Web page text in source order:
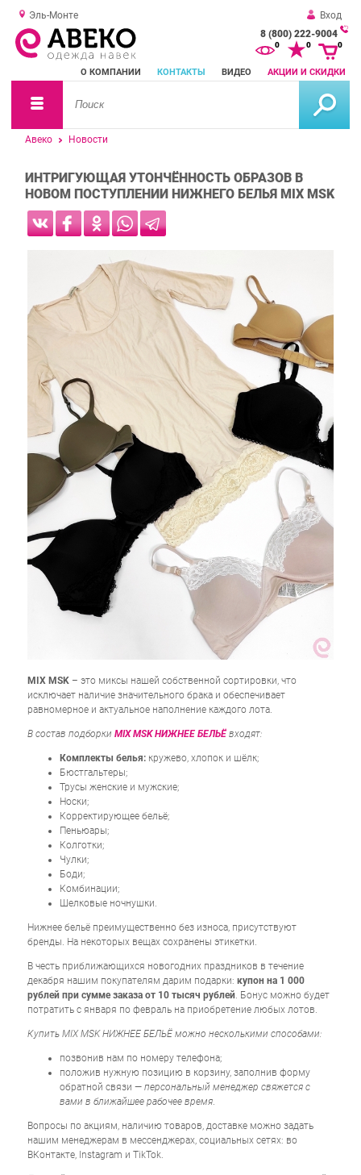
Эль-Монте
Вход
8 (800) 222-9004
О КОМПАНИИ КОНТАКТЫ ВИДЕО АКЦИИ И СКИДКИ
0 0 0
Авеко Новости
ИНТРИГУЮЩАЯ УТОНЧЁННОСТЬ ОБРАЗОВ В
НОВОМ ПОСТУПЛЕНИИ НИЖНЕГО БЕЛЬЯ MIX MSK
MIX MSK – это миксы нашей собственной сортировки, что
исключает наличие значительного брака и обеспечивает
равномерное и актуальное наполнение каждого лота.
В состав подборки MIX MSK НИЖНЕЕ БЕЛЬЁ входят:
Комплекты белья: кружево, хлопок и шёлк;
Бюстгальтеры;
Трусы женские и мужские;
Носки;
Корректирующее бельё;
Пеньюары;
Колготки;
Чулки;
Боди;
Комбинации;
Шелковые ночнушки.
Нижнее бельё преимущественно без износа, присутствуют
бренды. На некоторых вещах сохранены этикетки.
В честь приближающихся новогодних праздников в течение
декабря нашим покупателям дарим подарки: купон на 1 000
рублей при сумме заказа от 10 тысяч рублей . Бонус можно будет
потратить с января по февраль на приобретение любых лотов.
Купить MIX MSK НИЖНЕЕ БЕЛЬЁ можно несколькими способами:
позвонив нам по номеру телефона;
положив нужную позицию в корзину, заполнив форму
обратной связи — персональный менеджер свяжется с
вами в ближайшее рабочее время
Вопросы по акциям, наличию товаров, доставке можно задать
нашим менеджерам в мессенджерах, социальных сетях: во
ВКонтакте, Instagram и TikTok.